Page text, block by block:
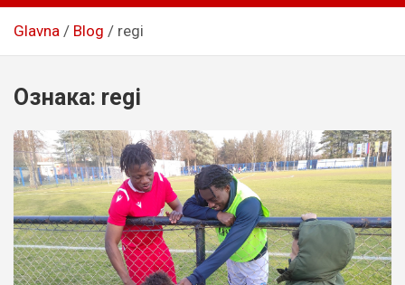
Glavna Blog regi
Ознака: regi